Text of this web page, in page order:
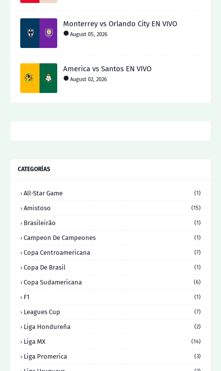
Monterrey vs Orlando City EN VIVO
August 05, 2026
America vs Santos EN VIVO
August 02, 2026
CATEGORÍAS
All-Star Game (1)
Amistoso (15)
Brasileirão (1)
Campeon De Campeones (1)
Copa Centroamericana (7)
Copa De Brasil (1)
Copa Sudamericana (6)
F1 (1)
Leagues Cup (7)
Liga Hondureña (2)
Liga MX (14)
Liga Promerica (3)